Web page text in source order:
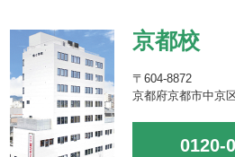
京都校
〒604-8872
京都府京都市中京
0120-